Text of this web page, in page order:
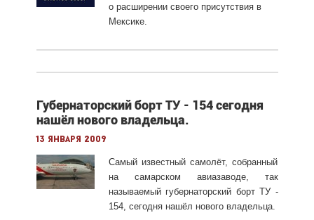
о расширении своего присутствия в
Мексике.
Губернаторский борт ТУ - 154 сегодня
нашёл нового владельца.
13 января 2009
Самый известный самолёт, собранный
на самарском авиазаводе, так
называемый губернаторский борт ТУ -
154, сегодня нашёл нового владельца.